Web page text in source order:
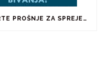
ODPRTE PROŠNJE ZA SPREJEM IN PODALJŠANJE BIVANJA V ŠTUDENTSKIH DOMOVIH IN PRI ZASEBNIKIH